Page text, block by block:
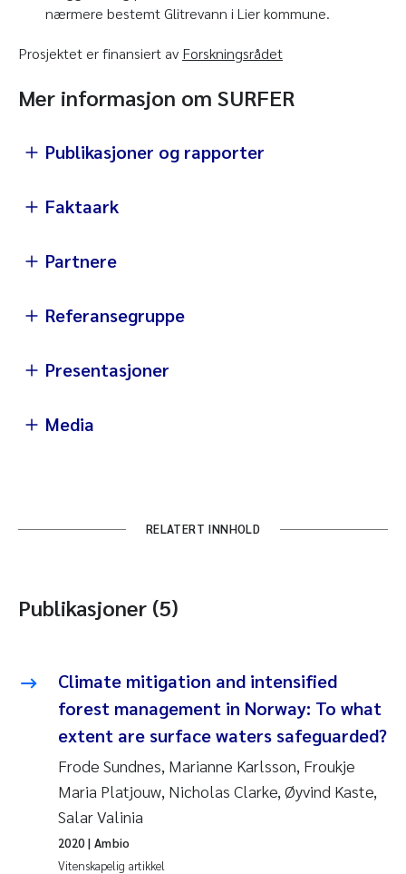
nærmere bestemt Glitrevann i Lier kommune.
Prosjektet er finansiert av Forskningsrådet
Mer informasjon om SURFER
Publikasjoner og rapporter
Faktaark
Partnere
Referansegruppe
Presentasjoner
Media
RELATERT INNHOLD
Publikasjoner (5)
Climate mitigation and intensified
forest management in Norway: To what
extent are surface waters safeguarded?
Frode Sundnes, Marianne Karlsson, Froukje
Maria Platjouw, Nicholas Clarke, Øyvind Kaste,
Salar Valinia
Vitenskapelig artikkel
2020| Ambio